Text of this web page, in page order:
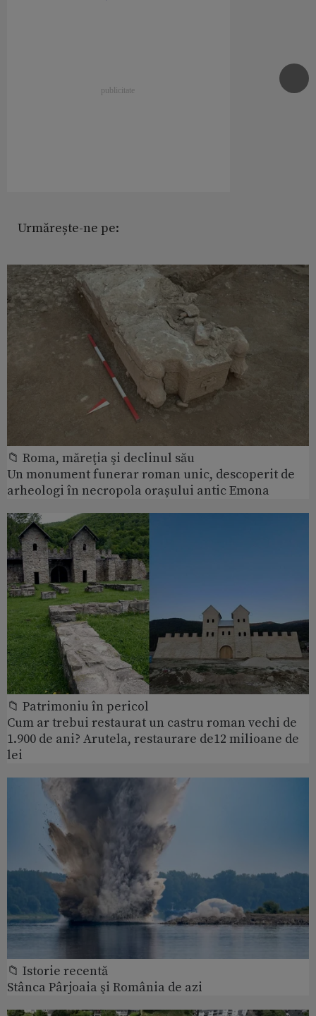
Urmărește-ne pe:
📁 Roma, măreţia şi declinul său
Un monument funerar roman unic, descoperit de
arheologi în necropola orașului antic Emona
📁 Patrimoniu în pericol
Cum ar trebui restaurat un castru roman vechi de
1.900 de ani? Arutela, restaurare de12 milioane de
lei
📁 Istorie recentă
Stânca Pârjoaia şi România de azi